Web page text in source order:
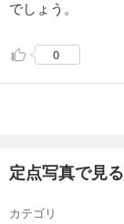
でしょう。
0
定点写真で見
カテゴリ